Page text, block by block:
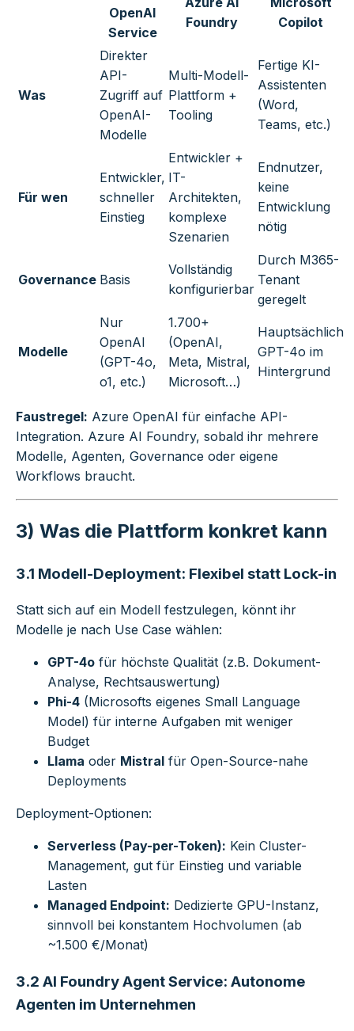
OpenAI
Service
Foundry
Copilot
Was
Direkter
API-
Zugriff auf
OpenAI-
Modelle
Multi-Modell-
Plattform +
Tooling
Fertige KI-
Assistenten
(Word,
Teams, etc.)
Für wen
Entwickler,
schneller
Einstieg
Entwickler +
IT-
Architekten,
komplexe
Szenarien
Endnutzer,
keine
Entwicklung
nötig
Governance Basis
Vollständig
konfigurierbar
Durch M365-
Tenant
geregelt
Modelle
Nur
OpenAI
(GPT-4o,
o1, etc.)
1.700+
(OpenAI,
Meta, Mistral,
Microsoft…)
Hauptsächlich
GPT-4o im
Hintergrund
Faustregel: Azure OpenAI für einfache API-
Integration. Azure AI Foundry, sobald ihr mehrere
Modelle, Agenten, Governance oder eigene
Workflows braucht.
3) Was die Plattform konkret kann
3.1 Modell-Deployment: Flexibel statt Lock-in
Statt sich auf ein Modell festzulegen, könnt ihr
Modelle je nach Use Case wählen:
GPT-4o für höchste Qualität (z.B. Dokument-
Analyse, Rechtsauswertung)
Phi-4 (Microsofts eigenes Small Language
Model) für interne Aufgaben mit weniger
Budget
Llama oder Mistral für Open-Source-nahe
Deployments
Deployment-Optionen:
Serverless (Pay-per-Token): Kein Cluster-
Management, gut für Einstieg und variable
Lasten
Managed Endpoint: Dedizierte GPU-Instanz,
sinnvoll bei konstantem Hochvolumen (ab
~1.500 €/Monat)
3.2 AI Foundry Agent Service: Autonome
Agenten im Unternehmen